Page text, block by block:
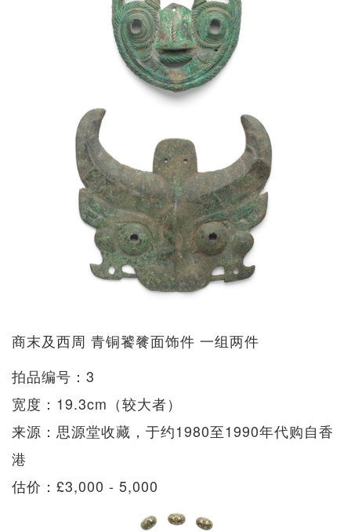
商末及西周 青铜饕餮面饰件 一组两件
拍品编号：3
宽度：19.3cm（较大者）
来源：思源堂收藏，于约1980至1990年代购自香
港
估价：£3,000 - 5,000